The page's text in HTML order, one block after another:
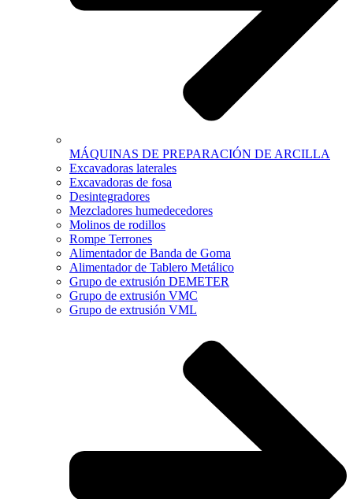
MÁQUINAS DE PREPARACIÓN DE ARCILLA
Excavadoras laterales
Excavadoras de fosa
Desintegradores
Mezcladores humedecedores
Molinos de rodillos
Rompe Terrones
Alimentador de Banda de Goma
Alimentador de Tablero Metálico
Grupo de extrusión DEMETER
Grupo de extrusión VMC
Grupo de extrusión VML